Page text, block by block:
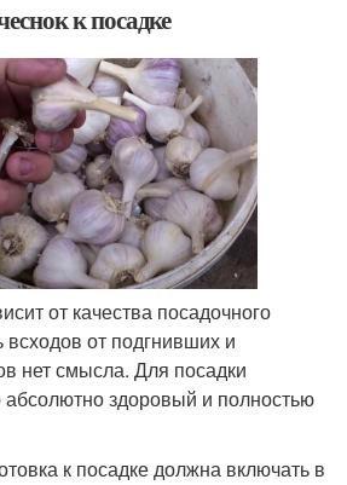
к посадке
от качества посадочного
от подгнивших и
нет смысла. Для посадки
абсолютно здоровый и полностью
к посадке должна включать в